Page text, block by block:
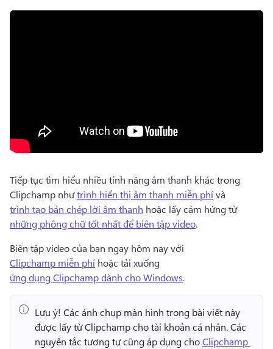
Tiếp tục tìm hiểu nhiều tính năng âm thanh khác trong
Clipchamp như trình hiển thị âm thanh miễn phí và
trình tạo bản chép lời âm thanh hoặc lấy cảm hứng từ
những phông chữ tốt nhất để biên tập video.
Biên tập video của bạn ngay hôm nay với
Clipchamp miễn phí hoặc tải xuống
ứng dụng Clipchamp dành cho Windows.
Lưu ý! Các ảnh chụp màn hình trong bài viết này
được lấy từ Clipchamp cho tài khoản cá nhân. Các
nguyên tắc tương tự cũng áp dụng cho Clipchamp